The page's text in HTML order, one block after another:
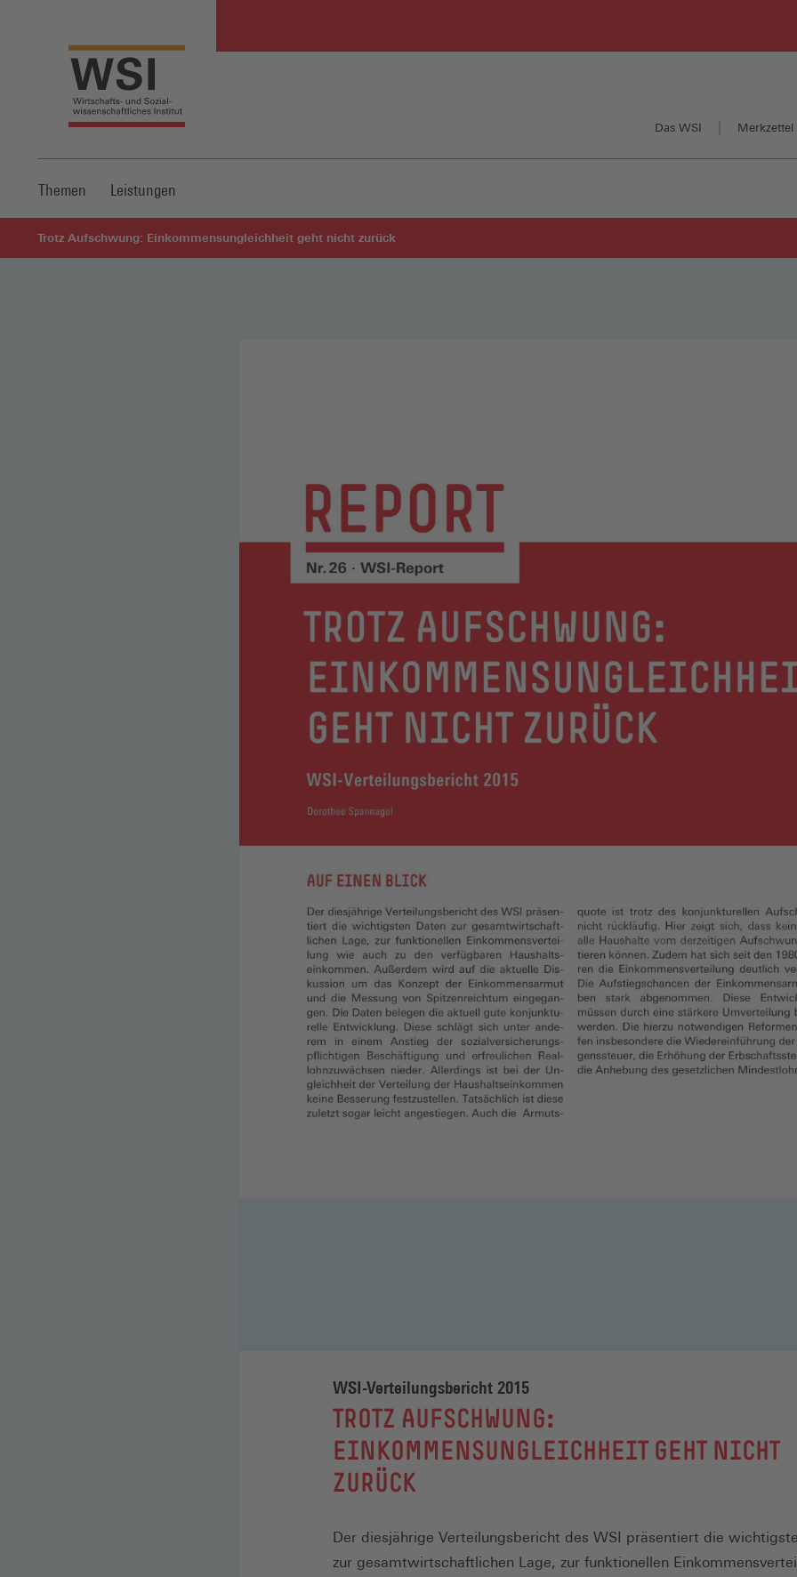
Das WSI Merkzettel
Themen Leistungen
Trotz Aufschwung: Einkommensungleichheit geht nicht zurück
WSI-Verteilungsbericht 2015
:
TROTZ AUFSCHWUNG:
EINKOMMENSUNGLEICHHEIT GEHT NICHT
ZURÜCK
Der diesjährige Verteilungsbericht des WSI präsentiert die
zur gesamtwirtschaftlichen Lage, zur funktionellen